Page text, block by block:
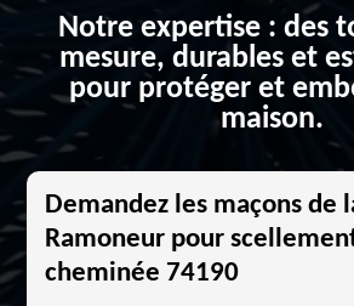
Notre expertise : des
mesure, durables et
pour protéger et
maison.
Demandez les maçons de
Ramoneur pour
cheminée 74190